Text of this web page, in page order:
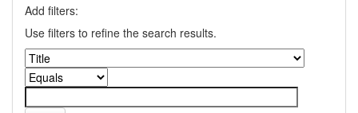
Add filters:
Use filters to refine the search results.